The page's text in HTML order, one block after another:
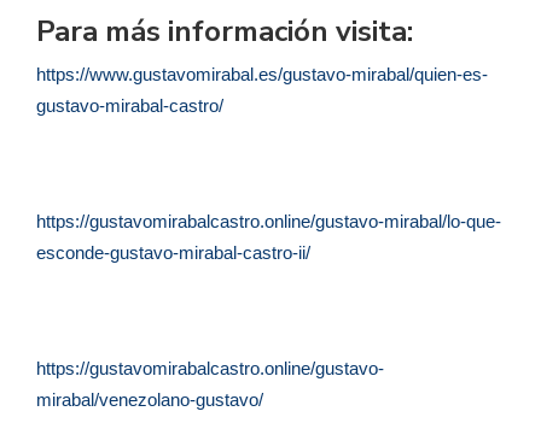
Para más información visita:
https://www.gustavomirabal.es/gustavo-mirabal/quien-es-
gustavo-mirabal-castro/
https://gustavomirabalcastro.online/gustavo-mirabal/lo-que-
esconde-gustavo-mirabal-castro-ii/
https://gustavomirabalcastro.online/gustavo-
mirabal/venezolano-gustavo/